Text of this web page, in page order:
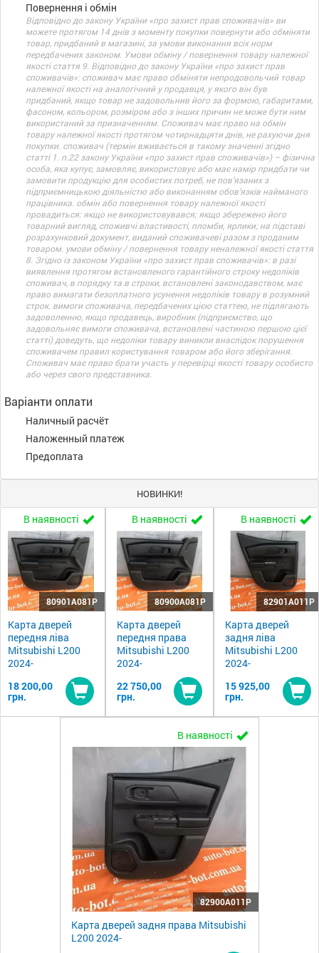
Повернення і обмін
Відповідно до закону України «про захист прав споживачів» ви
можете протягом 14 днів з моменту покупки повернути або обміняти
товар, придбаний в магазині, за умови виконання всіх норм
передбачених законом. Умови обміну / повернення товару належної
якості стаття 9. Відповідно до закону України «про захист прав
споживачів»: споживач має право обміняти непродовольчий товар
належної якості на аналогічний у продавця, у якого він був
придбаний, якщо товар не задовольнив його за формою, габаритами,
фасоном, кольором, розміром або з інших причин не може бути ним
використаний за призначенням. Споживач має право на обмін
товару належної якості протягом чотирнадцяти днів, не рахуючи дня
покупки. споживач (термін вживається в такому значенні згідно
статті 1. п.22 закону України «про захист прав споживачів») – фізична
особа, яка купує, замовляє, використовує або має намір придбати чи
замовити продукцію для особистих потреб, не пов’язаних з
підприємницькою діяльністю або виконанням обов’язків найманого
працівника. обмін або повернення товару належної якості
провадиться: якщо не використовувався; якщо збережено його
товарний вигляд, споживчі властивості, пломби, ярлики; на підставі
розрахунковий документ, виданий споживачеві разом з проданим
товаром. умови обміну / повернення товару неналежної якості стаття
8. Згідно із законом України «про захист прав споживачів»: в разі
виявлення протягом встановленого гарантійного строку недоліків
споживач, в порядку та в строки, встановлені законодавством, має
право вимагати безоплатного усунення недоліків товару в розумний
строк. вимоги споживача, передбачених цією статтею, не підлягають
задоволенню, якщо продавець, виробник (підприємство, що
задовольняє вимоги споживача, встановлені частиною першою цієї
статті) доведуть, що недоліки товару виникли внаслідок порушення
споживачем правил користування товаром або його зберігання.
Споживач має право брати участь у перевірці якості товару особисто
або через свого представника.
Варіанти оплати
Наличный расчёт
Наложенный платеж
Предоплата
НОВИНКИ!
В наявності
80901A081P
Карта дверей
передня ліва
Mitsubishi L200
2024-
18 200,00
грн.
Купити
В наявності
80900A081P
Карта дверей
передня права
Mitsubishi L200
2024-
22 750,00
грн.
Купити
В наявності
82901A011P
Карта дверей
задня ліва
Mitsubishi L200
2024-
15 925,00
грн.
В наявності
82900A011P
Карта дверей задня права Mitsubishi
L200 2024-